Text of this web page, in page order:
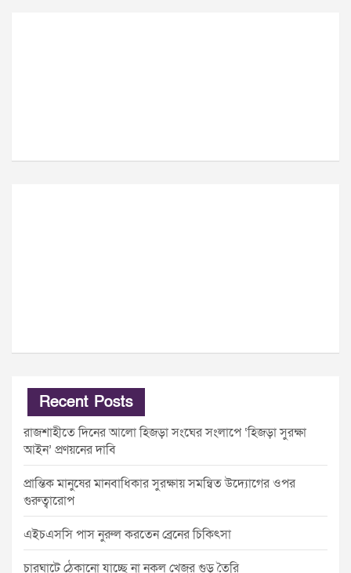
Recent Posts
রাজশাহীতে দিনের আলো হিজড়া সংঘের সংলাপে ‘হিজড়া সুরক্ষা
আইন’ প্রণয়নের দাবি
প্রান্তিক মানুষের মানবাধিকার সুরক্ষায় সমন্বিত উদ্যোগের ওপর
গুরুত্বারোপ
এইচএসসি পাস নুরুল করতেন ব্রেনের চিকিৎসা
চারঘাটে ঠেকানো যাচ্ছে না নকল খেজুর গুড় তৈরি